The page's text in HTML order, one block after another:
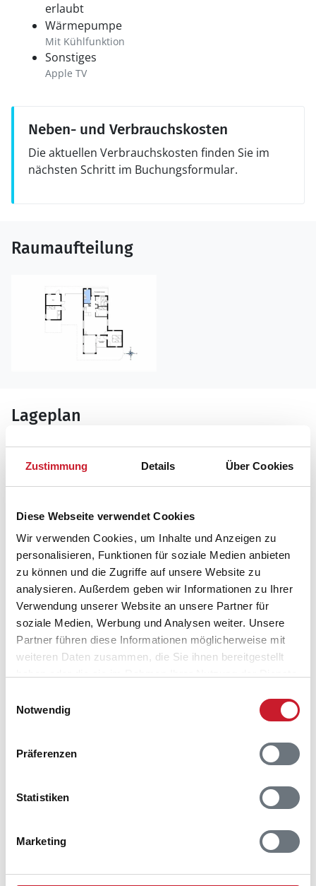
Zustimmung Details Über Cookies
Diese Webseite verwendet Cookies
Wir verwenden Cookies, um Inhalte und Anzeigen zu
personalisieren, Funktionen für soziale Medien anbieten
zu können und die Zugriffe auf unsere Website zu
analysieren. Außerdem geben wir Informationen zu Ihrer
Verwendung unserer Website an unsere Partner für
soziale Medien, Werbung und Analysen weiter. Unsere
Partner führen diese Informationen möglicherweise mit
weiteren Daten zusammen, die Sie ihnen bereitgestellt
Notwendig
Präferenzen
Statistiken
Marketing
erlaubt
Wärmepumpe
Mit Kühlfunktion
Sonstiges
Apple TV
Neben- und Verbrauchskosten
Die aktuellen Verbrauchskosten finden Sie im
nächsten Schritt im Buchungsformular.
Raumaufteilung
Lageplan
Adresse
Ferienhaus LN1914
Thyborønvej 10
9800 Hjørring
Anzahl Reisende auswählen